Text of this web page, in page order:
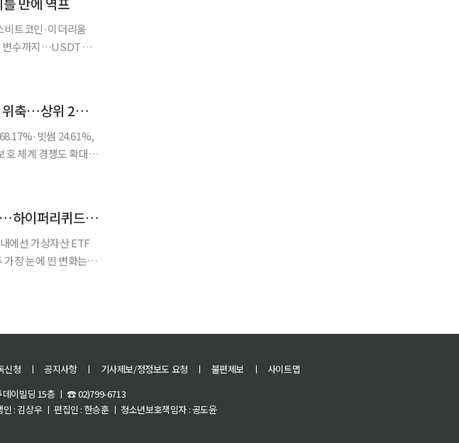
비트코인·이더리움
변수까지…USDT 수
[국내 5대 거래소] 국내 코인거래소 거래대금 1%대로 위축…상위 2곳 쏠림 더 짙어져
빗썸 24.61%,
호 체계 경쟁도 확대
[크립토 이슈] 크립토 파생상품, 비상장 주식으로 확장…하이퍼리퀴드서 주가 연동 선물 등장
에선 가상자산 ETF
신청 ㅣ 공지사항 ㅣ 기사제보/정정보도 요청 ㅣ 불편제보 ㅣ
사이트맵
데이빌딩 15층 ㅣ ☎ 02)799-6713
: 김상우 ㅣ 편집인 : 한승훈 ㅣ 청소년보호책임자 : 공도윤